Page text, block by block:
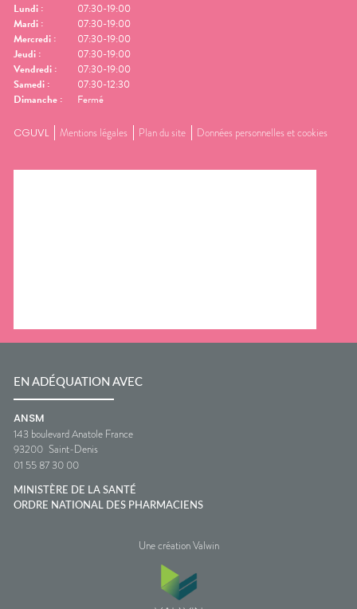
Lundi :
07:30-19:00
Mardi :
07:30-19:00
Mercredi :
07:30-19:00
Jeudi :
07:30-19:00
Vendredi :
07:30-19:00
Samedi :
07:30-12:30
Dimanche : Fermé
CGUVL Mentions légales Plan du site Données personnelles et cookies
EN ADÉQUATION AVEC
ANSM
143 boulevard Anatole France
93200 Saint-Denis
01 55 87 30 00
MINISTÈRE DE LA SANTÉ
ORDRE NATIONAL DES PHARMACIENS
Une création Valwin